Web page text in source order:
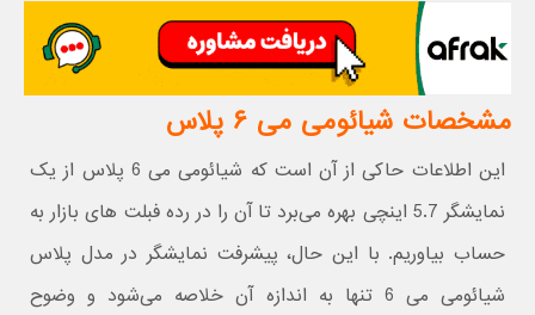
مشخصات شیائومی می ۶ پلاس
این اطلاعات حاکی از آن است که شیائومی می 6 پلاس از یک
نمایشگر 5.7 اینچی بهره می‌برد تا آن را در رده فبلت های بازار به
حساب بیاوریم. با این حال، پیشرفت نمایشگر در مدل پلاس
شیائومی می 6 تنها به اندازه آن خلاصه می‌شود و وضوح